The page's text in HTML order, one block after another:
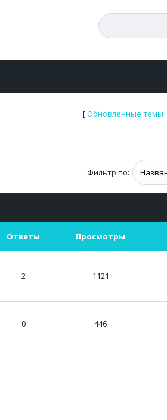
[Обновленные темы ·
Фильтр по:
Ответы Просмотры
2 1121
0 446